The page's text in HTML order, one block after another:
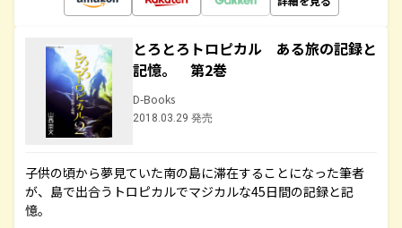
とろとろトロピカル ある旅の記録と
記憶。 第2巻
D-Books
2018.03.29 発売
子供の頃から夢見ていた南の島に滞在することになった筆者
が、島で出合うトロピカルでマジカルな45日間の記録と記
憶。